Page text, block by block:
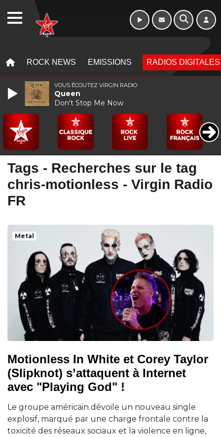
ROCK NEWS EMISSIONS RADIOS DIGITALES
Tags - Recherches sur le tag
chris-motionless - Virgin Radio
FR
Metal
Motionless In White et Corey Taylor
(Slipknot) s’attaquent à Internet
avec "Playing God" !
Le groupe américain dévoile un nouveau single
explosif, marqué par une charge frontale contre la
toxicité des réseaux sociaux et la violence en ligne,
VOUS ÉCOUTEZ VIRGIN RADIO
Queen
Don't Stop Me Now
WEBRADIO